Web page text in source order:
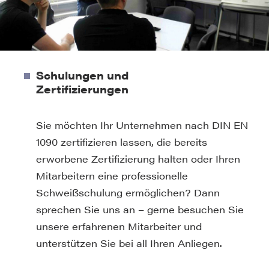
Schulungen und
Zertifizierungen
Sie möchten Ihr Unternehmen nach DIN EN
1090 zertifizieren lassen, die bereits
erworbene Zertifizierung halten oder Ihren
Mitarbeitern eine professionelle
Schweißschulung ermöglichen? Dann
sprechen Sie uns an – gerne besuchen Sie
unsere erfahrenen Mitarbeiter und
unterstützen Sie bei all Ihren Anliegen.